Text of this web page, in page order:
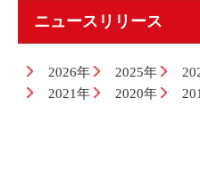
ニュースリリース
2026年 2025年
2021年
2020年